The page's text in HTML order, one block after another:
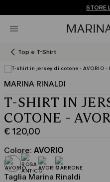
SPEDIZIONI
Non hai un STORE
Top e T-Shirt
MARINA RINALDI
T-SHIRT IN
COTONE -
€ 120,00
Prezzo
corrente
€
120,00
Colore: AVORIO
Taglia Marina Rinaldi